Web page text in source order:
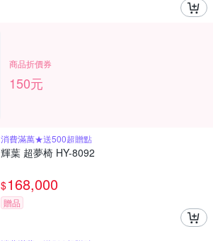
商品折價券
150元
消費滿萬★送500超贈點
輝葉 超夢椅 HY-8092
$168,000
贈品